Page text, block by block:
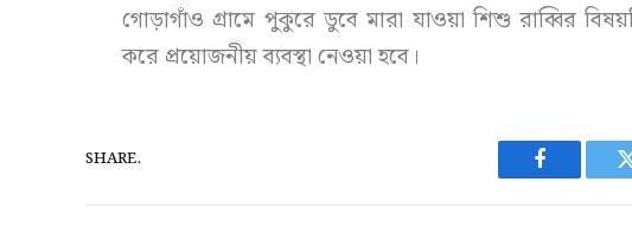
গোড়াগাঁও গ্রামে পুকুরে ডুবে মারা যাওয়া শিশু রাব্বির
করে প্রয়োজনীয় ব্যবস্থা নেওয়া হবে।
SHARE.
Facebook